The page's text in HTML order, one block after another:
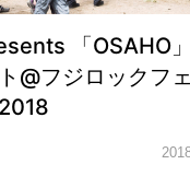
「OSAHO
@フジロックフ